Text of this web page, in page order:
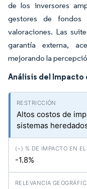
de los inversores
gestores de fondos
valoraciones. Las
garantía externa,
mejorando la
Análisis del Impacto
Altos costos de
sistemas
-1.8%